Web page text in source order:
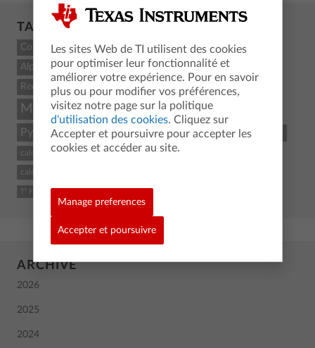
TAGCLOUD
Count
Alpha
Recent
Mathématiques MaClasseTI.fr
Python Texas Instruments STEM Lycée Sciences
calculatrice graphique pédagogie programmation
calculatrice
T³ France
ARCHIVE
2026
2025
2024
Les sites Web de TI utilisent des cookies
pour optimiser leur fonctionnalité et
améliorer votre expérience. Pour en savoir
plus ou pour modifier vos préférences,
visitez notre page sur la politique
d'utilisation des cookies. Cliquez sur
Accepter et poursuivre pour accepter les
cookies et accéder au site.
Manage preferences
Accepter et poursuivre